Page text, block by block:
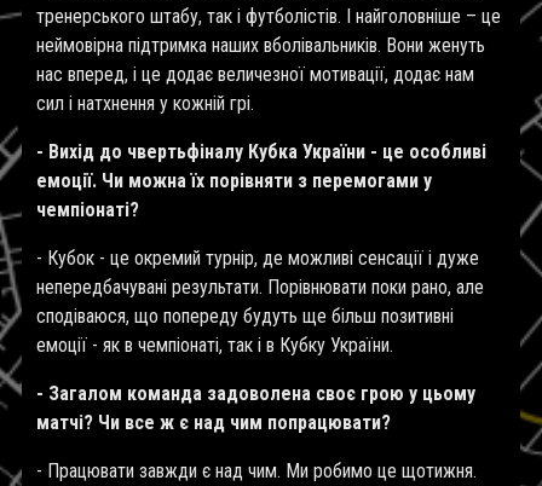
тренерського штабу, так і футболістів. І найголовніше – це
неймовірна підтримка наших вболівальників. Вони женуть
нас вперед, і це додає величезної мотивації, додає нам
сил і натхнення у кожній грі.
- Вихід до чвертьфіналу Кубка України - це особливі
емоції. Чи можна їх порівняти з перемогами у
чемпіонаті?
- Кубок - це окремий турнір, де можливі сенсації і дуже
непередбачувані результати. Порівнювати поки рано, але
сподіваюся, що попереду будуть ще більш позитивні
емоції - як в чемпіонаті, так і в Кубку України.
- Загалом команда задоволена своє грою у цьому
матчі? Чи все ж є над чим попрацювати?
- Працювати завжди є над чим. Ми робимо це щотижня.